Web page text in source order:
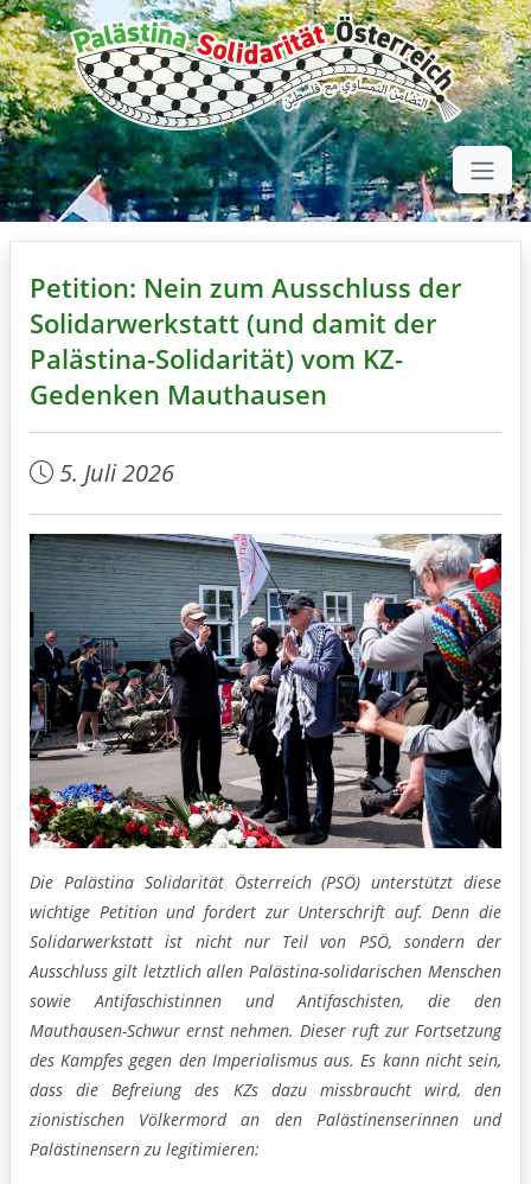
Petition: Nein zum Ausschluss der
Solidarwerkstatt (und damit der
Palästina-Solidarität) vom KZ-
Gedenken Mauthausen
5. Juli 2026
Die Palästina Solidarität Österreich (PSÖ) unterstützt diese
wichtige Petition und fordert zur Unterschrift auf. Denn die
Solidarwerkstatt ist nicht nur Teil von PSÖ, sondern der
Ausschluss gilt letztlich allen Palästina-solidarischen Menschen
sowie Antifaschistinnen und Antifaschisten, die den
Mauthausen-Schwur ernst nehmen. Dieser ruft zur Fortsetzung
des Kampfes gegen den Imperialismus aus. Es kann nicht sein,
dass die Befreiung des KZs dazu missbraucht wird, den
zionistischen Völkermord an den Palästinenserinnen und
Palästinensern zu legitimieren: